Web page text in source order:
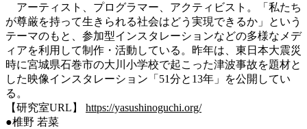
アーティスト、プログラマー、アクティビスト。「私たち
が尊厳を持って生きられる社会はどう実現できるか」という
テーマのもと、参加型インスタレーションなどの多様なメデ
ィアを利用して制作・活動している。昨年は、東日本大震災
時に宮城県石巻市の大川小学校で起こった津波事故を題材と
した映像インスタレーション「51分と13年」を公開してい
る。
【研究室URL】 https://yasushinoguchi.org/
●椎野 若菜